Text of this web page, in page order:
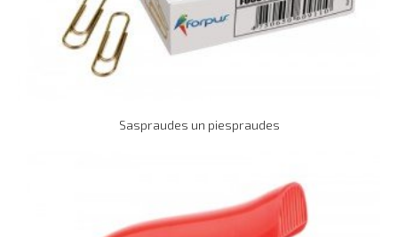
Saspraudes un piespraudes